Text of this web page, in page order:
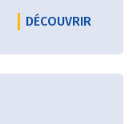
DÉCOUVRIR